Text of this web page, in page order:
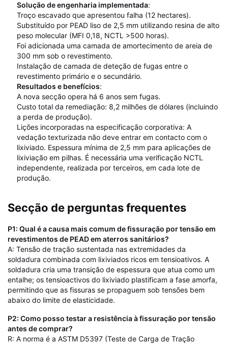
Solução de engenharia implementada:
Troço escavado que apresentou falha (12 hectares).
Substituído por PEAD liso de 2,5 mm utilizando resina de alto
peso molecular (MFI 0,18, NCTL >500 horas).
Foi adicionada uma camada de amortecimento de areia de
300 mm sob o revestimento.
Instalação de camada de deteção de fugas entre o
revestimento primário e o secundário.
Resultados e benefícios:
A nova secção opera há 6 anos sem fugas.
Custo total da remediação: 8,2 milhões de dólares (incluindo
a perda de produção).
Lições incorporadas na especificação corporativa: A
vedação texturizada não deve entrar em contacto com o
lixiviado. Espessura mínima de 2,5 mm para aplicações de
lixiviação em pilhas. É necessária uma verificação NCTL
independente, realizada por terceiros, em cada lote de
produção.
Secção de perguntas frequentes
P1: Qual é a causa mais comum de fissuração por tensão em
revestimentos de PEAD em aterros sanitários?
A: Tensão de tração sustentada nas extremidades da
soldadura combinada com lixiviados ricos em tensioativos. A
soldadura cria uma transição de espessura que atua como um
entalhe; os tensioactivos do lixiviado plastificam a fase amorfa,
permitindo que as fissuras se propaguem sob tensões bem
abaixo do limite de elasticidade.
P2: Como posso testar a resistência à fissuração por tensão
antes de comprar?
R: A norma é a ASTM D5397 (Teste de Carga de Tração